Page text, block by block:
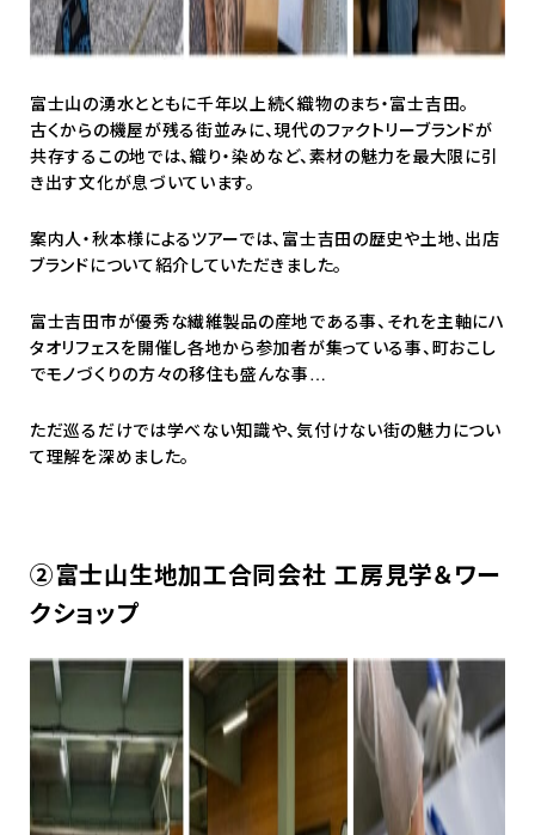
富士山の湧水とともに千年以上続く織物のまち・富士吉田。
古くからの機屋が残る街並みに、現代のファクトリーブランドが
共存するこの地では、織り・染めなど、素材の魅力を最大限に引
き出す文化が息づいています。
案内人・秋本様によるツアーでは、富士吉田の歴史や土地、出店
ブランドについて紹介していただきました。
富士吉田市が優秀な繊維製品の産地である事、それを主軸にハ
タオリフェスを開催し各地から参加者が集っている事、町おこし
でモノづくりの方々の移住も盛んな事…
ただ巡るだけでは学べない知識や、気付けない街の魅力につい
て理解を深めました。
②富士山生地加工合同会社 工房見学＆ワー
クショップ